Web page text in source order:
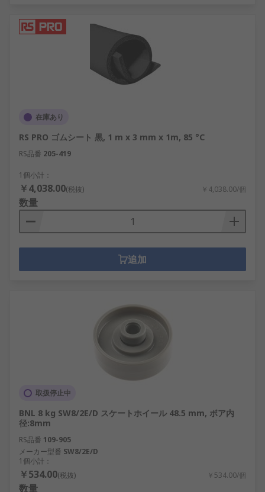
在庫あり
RS PRO ゴムシート 黒, 1 m x 3 mm x 1m, 85 °C
RS品番 205-419
1個小計：
￥4,038.00(税抜) ￥4,038.00/個
数量
追加
取扱停止中
BNL 8 kg SW8/2E/D スケートホイール 48.5 mm, ボア内
径:8mm
RS品番 109-905
メーカー型番 SW8/2E/D
1個小計：
￥534.00(税抜) ￥534.00/個
数量